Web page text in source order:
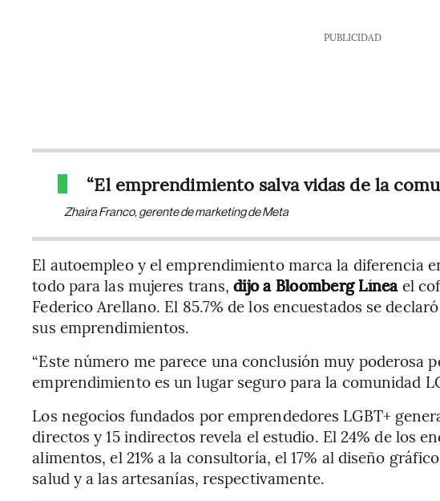
PUBLICIDAD
“El emprendimiento salva vidas de la
Zhaira Franco, gerente de marketing de Meta
El autoempleo y el emprendimiento marca la diferencia
todo para las mujeres trans,dijo a Bloomberg Líneael
Federico Arellano. El 85.7% de los encuestados se
sus emprendimientos.
“Este número me parece una conclusión muy poderosa
emprendimiento es un lugar seguro para la comunidad
Los negocios fundados por emprendedores LGBT+
directos y 15 indirectos revela el estudio. El 24% de los
alimentos, el 21% a la consultoría, el 17% al diseño
salud y a las artesanías, respectivamente.